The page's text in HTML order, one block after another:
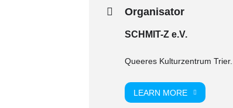
Organisator
SCHMIT-Z e.V.
Queeres Kulturzentrum Trier...
LEARN MORE